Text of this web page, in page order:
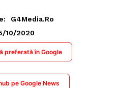
G4Media.ro
10/2020
preferată în Google
pe Google News